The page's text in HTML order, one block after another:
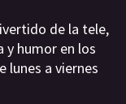
de la tele,
y humor en los
lunes a viernes